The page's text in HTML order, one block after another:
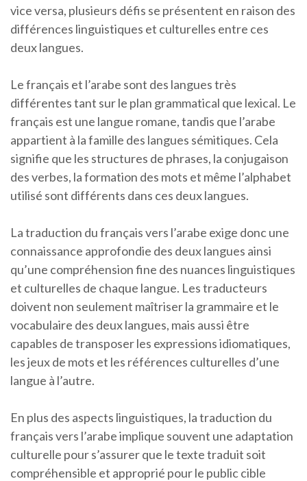
vice versa, plusieurs défis se présentent en raison des
différences linguistiques et culturelles entre ces
deux langues.
Le français et l’arabe sont des langues très
différentes tant sur le plan grammatical que lexical. Le
français est une langue romane, tandis que l’arabe
appartient à la famille des langues sémitiques. Cela
signifie que les structures de phrases, la conjugaison
des verbes, la formation des mots et même l’alphabet
utilisé sont différents dans ces deux langues.
La traduction du français vers l’arabe exige donc une
connaissance approfondie des deux langues ainsi
qu’une compréhension fine des nuances linguistiques
et culturelles de chaque langue. Les traducteurs
doivent non seulement maîtriser la grammaire et le
vocabulaire des deux langues, mais aussi être
capables de transposer les expressions idiomatiques,
les jeux de mots et les références culturelles d’une
langue à l’autre.
En plus des aspects linguistiques, la traduction du
français vers l’arabe implique souvent une adaptation
culturelle pour s’assurer que le texte traduit soit
compréhensible et approprié pour le public cible